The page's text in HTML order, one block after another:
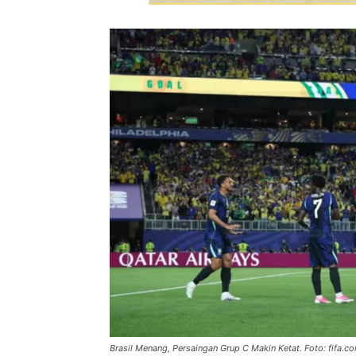
Brasil Menang, Persaingan Grup C Makin Ketat. Foto: